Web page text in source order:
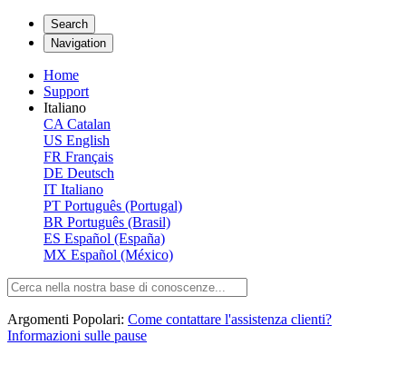
Search
Navigation
Home
Support
Italiano
CA Catalan
US English
FR Français
DE Deutsch
IT Italiano
PT Português (Portugal)
BR Português (Brasil)
ES Español (España)
MX Español (México)
Argomenti Popolari: Come contattare l'assistenza clienti?
Informazioni sulle pause